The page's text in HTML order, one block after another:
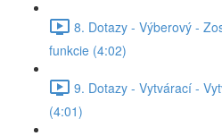
8. Dotazy - Výberový -
funkcie (4:02)
9. Dotazy - Vytvárací -
(4:01)